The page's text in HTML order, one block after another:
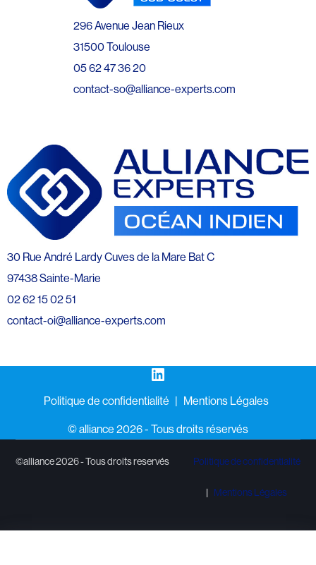
296 Avenue Jean Rieux
31500 Toulouse
05 62 47 36 20
contact-so@alliance-experts.com
30 Rue André Lardy Cuves de la Mare Bat C
97438 Sainte-Marie
02 62 15 02 51
contact-oi@alliance-experts.com
LinkedIn
Politique de confidentialité
Mentions Légales
©️ alliance 2026 - Tous droits réservés
©alliance 2026 - Tous droits reservés Politique de confidentialité
Mentions Légales